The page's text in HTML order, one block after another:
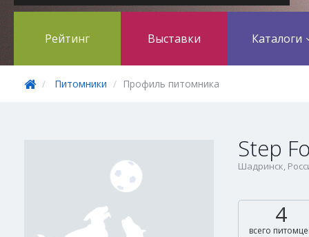
Рейтинг Выставки Каталоги
Питомники Профиль питомника
Step
Шадринск,
4
всего